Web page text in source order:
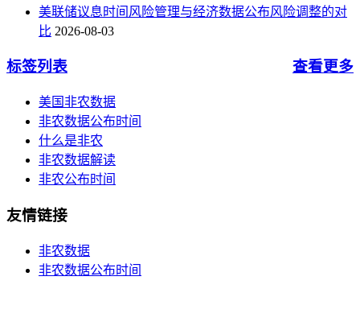
美联储议息时间风险管理与经济数据公布风险调整的对
比 2026-08-03
标签列表 查看更多
美国非农数据
非农数据公布时间
什么是非农
非农数据解读
非农公布时间
友情链接
非农数据
非农数据公布时间